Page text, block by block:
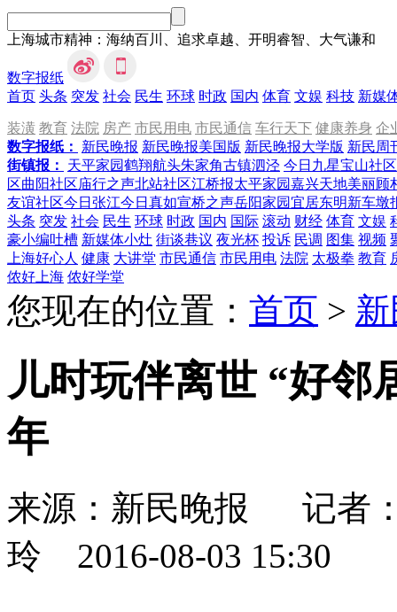
上海城市精神：海纳百川、追求卓越、开明睿智、大气谦和
数字报纸
首页 头条 突发 社会 民生 环球 时政 国内 体育 文娱 科技 新媒
装潢 教育 法院 房产 市民用电 市民通信 车行天下 健康养身 企
数字报纸：
新民晚报 新民晚报美国版 新民晚报大学版 新民周
街镇报：
天平家园鹤翔航头朱家角古镇泗泾 今日九星宝山社区
区曲阳社区庙行之声北站社区江桥报太平家园嘉兴天地美丽顾
友谊社区今日张江今日真如宣桥之声岳阳家园宜居东明新车墩
头条 突发 社会 民生 环球 时政 国内 国际 滚动 财经 体育 文娱
豪小编吐槽 新媒体小灶 街谈巷议 夜光杯 投诉 民调 图集 视频
上海好心人 健康 大讲堂 市民通信 市民用电 法院 太极拳 教育
侬好上海 侬好学堂
您现在的位置： 首页 >
儿时玩伴离世 “好邻
年
来源：新民晚报
记者
玲
2016-08-03 15:30